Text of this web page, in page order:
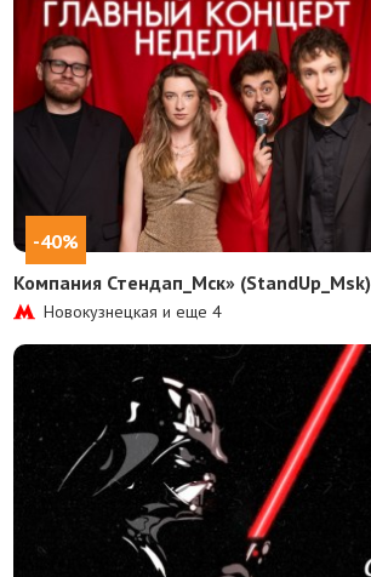
-40%
Компания Стендап_Мск» (StandUp_Msk)
Новокузнецкая и еще4